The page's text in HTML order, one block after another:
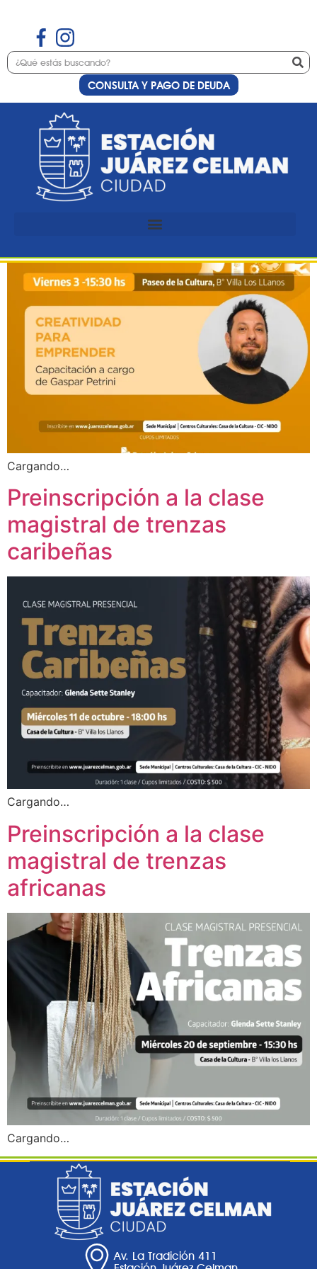
CONSULTA Y PAGO DE DEUDA
Etiqueta:clase
Preinscripción a la Expo
Emprender 2023
Cargando…
Preinscripción a la clase
magistral de trenzas
caribeñas
Cargando…
Preinscripción a la clase
magistral de trenzas
africanas
Cargando…
Av. La Tradición 411